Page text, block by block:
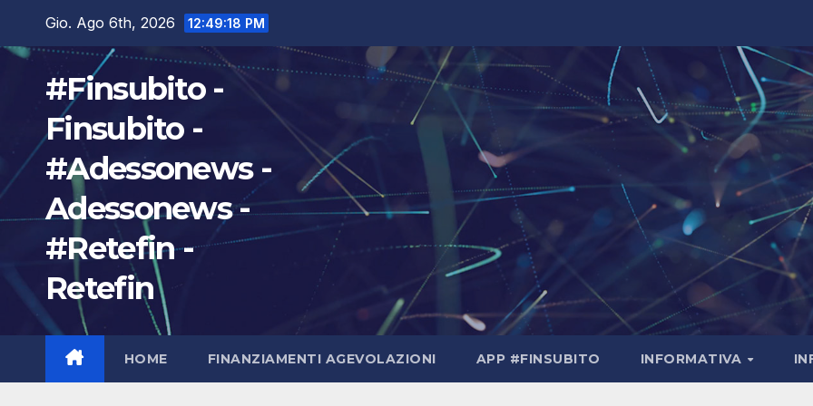
Gio. Ago 6th, 2026 12:49:20 PM
#Finsubito -
Finsubito -
#Adessonews -
Adessonews -
#Retefin -
Retefin
HOME FINANZIAMENTI AGEVOLAZIONI APP #FINSUBITO INFORMATIVA